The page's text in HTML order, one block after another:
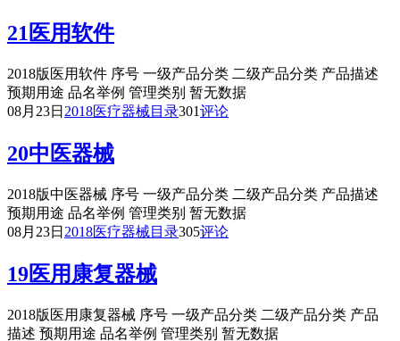
21医用软件
2018版医用软件 序号 一级产品分类 二级产品分类 产品描述
预期用途 品名举例 管理类别 暂无数据
08月23日 2018医疗器械目录301评论
20中医器械
2018版中医器械 序号 一级产品分类 二级产品分类 产品描述
预期用途 品名举例 管理类别 暂无数据
08月23日 2018医疗器械目录305评论
19医用康复器械
2018版医用康复器械 序号 一级产品分类 二级产品分类 产品
描述 预期用途 品名举例 管理类别 暂无数据